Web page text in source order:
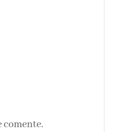
comente.